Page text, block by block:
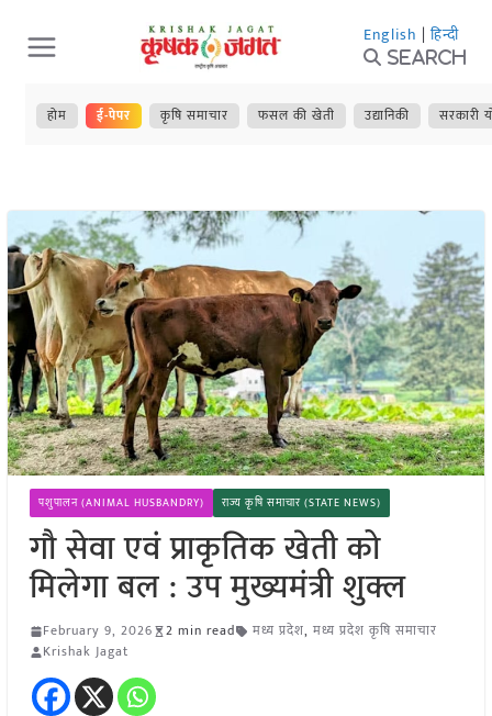
Skip
to
content
English | हिन्दी
Search
होम ई-पेपर कृषि समाचार फसल की खेती उद्यानिकी सरकारी
पशुपालन (ANIMAL HUSBANDRY) राज्य कृषि समाचार (STATE NEWS)
गौ सेवा एवं प्राकृतिक खेती को
मिलेगा बल : उप मुख्यमंत्री शुक्ल
February 9, 2026 2 min read मध्य प्रदेश, मध्य प्रदेश कृषि समाचार
Krishak Jagat